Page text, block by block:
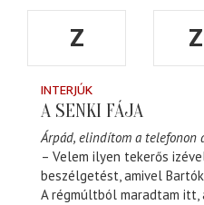
Z
INTERJÚK
A SENKI FÁJA
Árpád, elindítom a telefonon
– Velem ilyen tekerős
beszélgetést, amivel
A régmúltból maradtam itt,